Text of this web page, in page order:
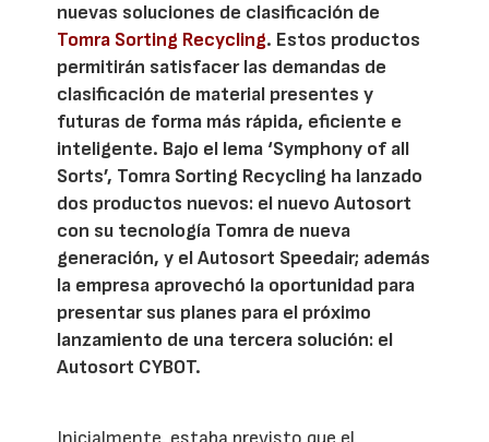
nuevas soluciones de clasificación de
Tomra Sorting Recycling. Estos productos
permitirán satisfacer las demandas de
clasificación de material presentes y
futuras de forma más rápida, eficiente e
inteligente. Bajo el lema ‘Symphony of all
Sorts’, Tomra Sorting Recycling ha lanzado
dos productos nuevos: el nuevo Autosort
con su tecnología Tomra de nueva
generación, y el Autosort Speedair; además
la empresa aprovechó la oportunidad para
presentar sus planes para el próximo
lanzamiento de una tercera solución: el
Autosort CYBOT.